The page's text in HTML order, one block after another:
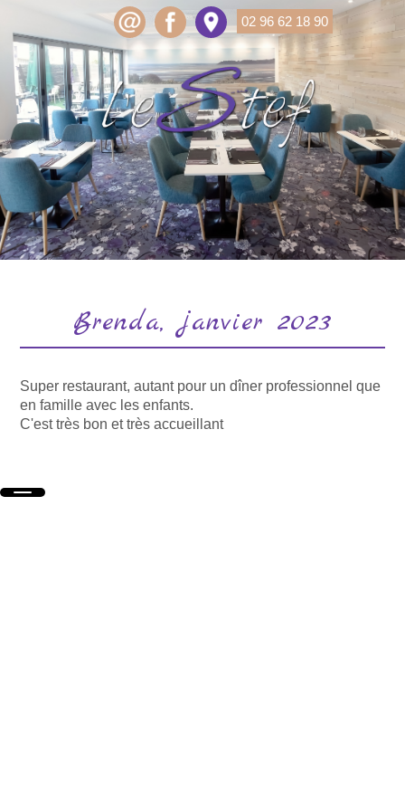
02 96 62 18 90
Brenda, janvier 2023
Super restaurant, autant pour un dîner professionnel que
en famille avec les enfants.
C'est très bon et très accueillant